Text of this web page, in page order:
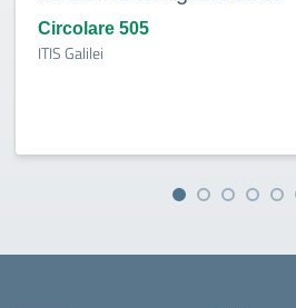
Circolare 505
ITIS Galilei